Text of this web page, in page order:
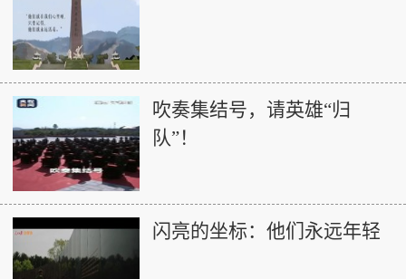
吹奏集结号，请英雄“归
队”！
闪亮的坐标：他们永远年轻